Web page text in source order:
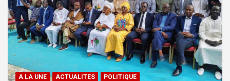
A LA UNE ACTUALITES POLITIQUE